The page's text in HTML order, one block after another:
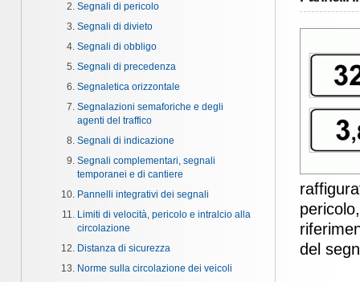
Segnali di pericolo
Segnali di divieto
Segnali di obbligo
Segnali di precedenza
Segnaletica orizzontale
Segnalazioni semaforiche e degli
agenti del traffico
Segnali di indicazione
Segnali complementari, segnali
temporanei e di cantiere
Pannelli integrativi dei segnali
Limiti di velocità, pericolo e intralcio alla
circolazione
Distanza di sicurezza
Norme sulla circolazione dei veicoli
del